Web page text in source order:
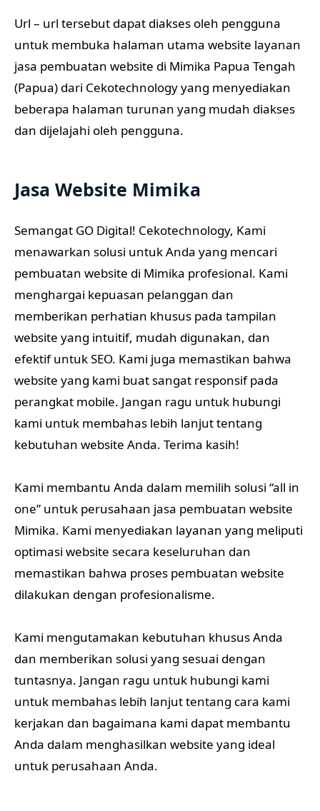
Url – url tersebut dapat diakses oleh pengguna
untuk membuka halaman utama website layanan
jasa pembuatan website di Mimika Papua Tengah
(Papua) dari Cekotechnology yang menyediakan
beberapa halaman turunan yang mudah diakses
dan dijelajahi oleh pengguna.
Jasa Website Mimika
Semangat GO Digital! Cekotechnology, Kami
menawarkan solusi untuk Anda yang mencari
pembuatan website di Mimika profesional. Kami
menghargai kepuasan pelanggan dan
memberikan perhatian khusus pada tampilan
website yang intuitif, mudah digunakan, dan
efektif untuk SEO. Kami juga memastikan bahwa
website yang kami buat sangat responsif pada
perangkat mobile. Jangan ragu untuk hubungi
kami untuk membahas lebih lanjut tentang
kebutuhan website Anda. Terima kasih!
Kami membantu Anda dalam memilih solusi “all in
one” untuk perusahaan jasa pembuatan website
Mimika. Kami menyediakan layanan yang meliputi
optimasi website secara keseluruhan dan
memastikan bahwa proses pembuatan website
dilakukan dengan profesionalisme.
Kami mengutamakan kebutuhan khusus Anda
dan memberikan solusi yang sesuai dengan
tuntasnya. Jangan ragu untuk hubungi kami
untuk membahas lebih lanjut tentang cara kami
kerjakan dan bagaimana kami dapat membantu
Anda dalam menghasilkan website yang ideal
untuk perusahaan Anda.